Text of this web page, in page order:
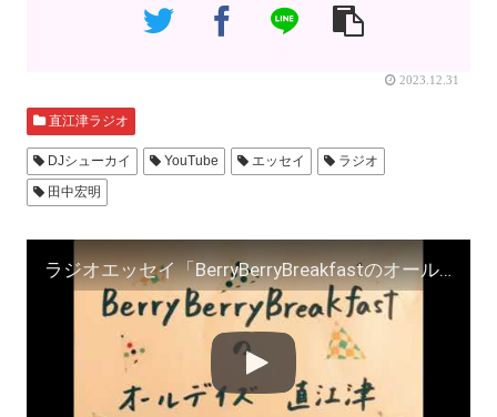
2023.12.31
直江津ラジオ
DJシューカイ YouTube エッセイ
ラジオ
田中宏明
ラジオエッセイ「BerryBerryBreakfastのオールデイズ直江津Radio〜第５４回」ヨーグルト田中とDJシューカイ